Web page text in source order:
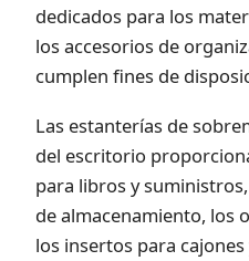
dedicados para los
los accesorios de
cumplen fines de
Las estanterías de
del escritorio
para libros y
de almacenamiento, los
los insertos para